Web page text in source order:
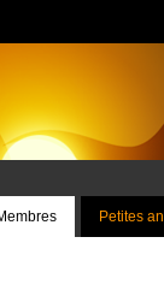
Petites